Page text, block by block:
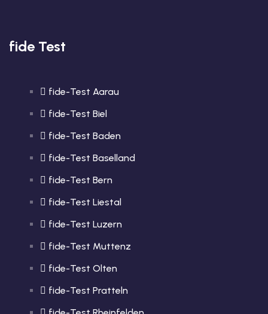
fide Test
fide-Test Aarau
fide-Test Biel
fide-Test Baden
fide-Test Baselland
fide-Test Bern
fide-Test Liestal
fide-Test Luzern
fide-Test Muttenz
fide-Test Olten
fide-Test Pratteln